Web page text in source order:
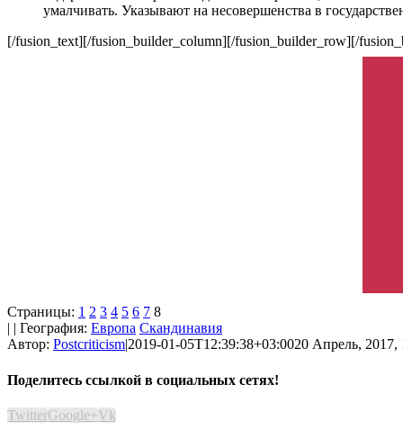
умалчивать. Указывают на несовершенства в
[/fusion_text][/fusion_builder_column][/fusion_builder_row][/
Страницы: 1 2 3 4 5 6 7 8
| | География: Европа Скандинавия
Автор: Postcriticism|2019-01-05T12:39:38+03:0020 Апрель, 2017,
Поделитесь ссылкой в социальных сетях!
TwitterGoogle+Vk